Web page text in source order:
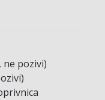
pozivi)